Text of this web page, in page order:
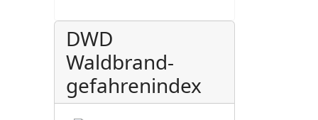
DWD
Waldbrand-
gefahrenindex